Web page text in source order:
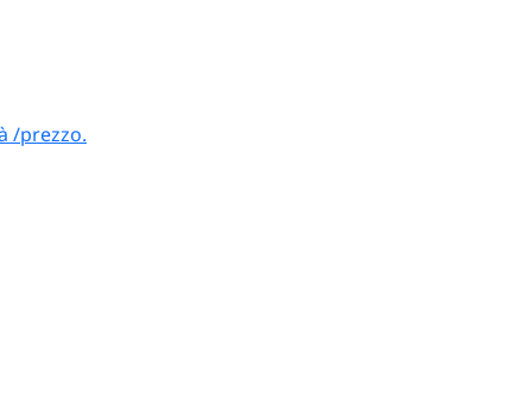
/prezzo.